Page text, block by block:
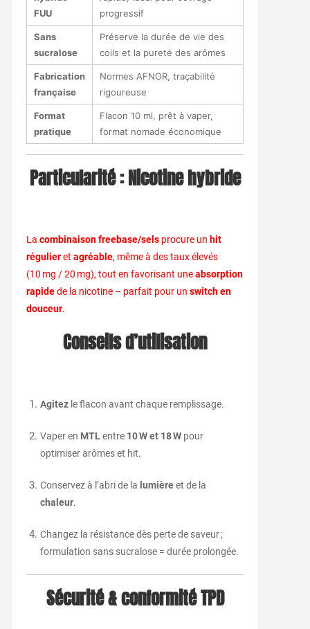
FUU
progressif
Sans
sucralose
Préserve la durée de vie des
coils et la pureté des arômes
Fabrication
française
Normes AFNOR, traçabilité
rigoureuse
Format
pratique
Flacon 10 ml, prêt à vaper,
format nomade économique
Particularité : Nicotine hybride
La combinaison freebase/selsprocure un hit
régulieret agréable, même à des taux élevés
(10 mg / 20 mg), tout en favorisant uneabsorption
rapidede la nicotine – parfait pour un switch en
douceur.
Conseils d’utilisation
Agitezle flacon avant chaque remplissage.
Vaper en MTLentre 10 W et 18 Wpour
optimiser arômes et hit.
Conservez à l’abri de la lumièreet de la
chaleur.
Changez la résistance dès perte de saveur ;
formulation sans sucralose = durée prolongée.
Sécurité & conformité TPD